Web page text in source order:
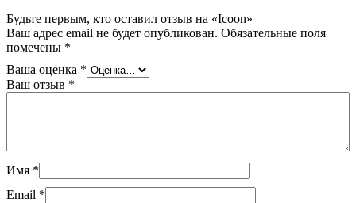
Будьте первым, кто оставил отзыв на «Icoon»
Ваш адрес email не будет опубликован. Обязательные поля
помечены *
Ваша оценка *
Ваш отзыв *
Имя *
Email *